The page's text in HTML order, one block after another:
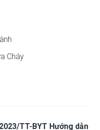
Cháy
TT-BYT Hướng dẫn